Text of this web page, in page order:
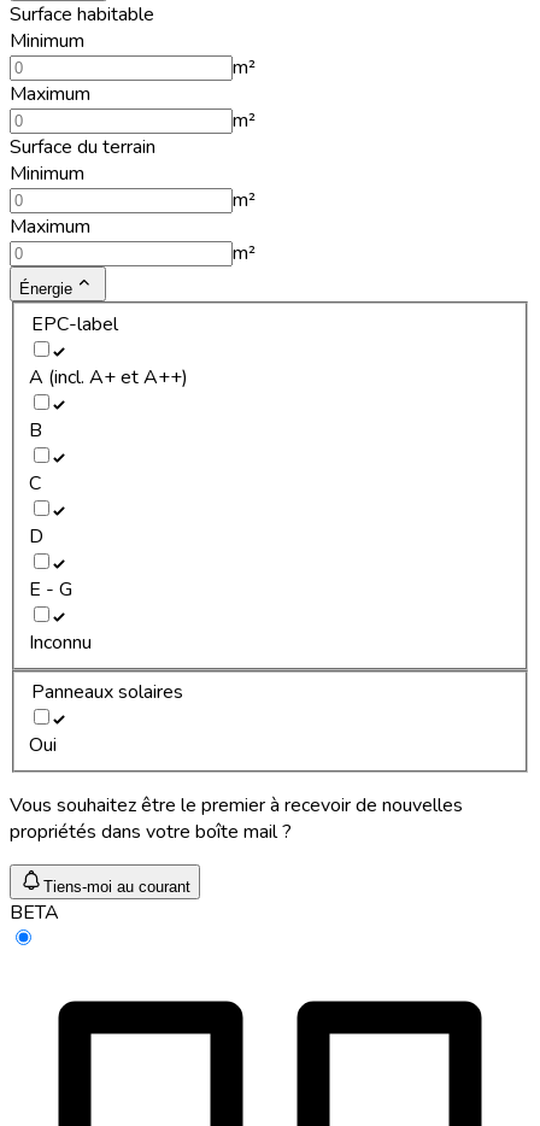
Surface habitable
Minimum
m²
Maximum
m²
Surface du terrain
Minimum
m²
Maximum
m²
Énergie
EPC-label
A (incl. A+ et A++)
B
C
D
E - G
Inconnu
Panneaux solaires
Oui
Vous souhaitez être le premier à recevoir de nouvelles
propriétés dans votre boîte mail ?
Tiens-moi au courant
BETA